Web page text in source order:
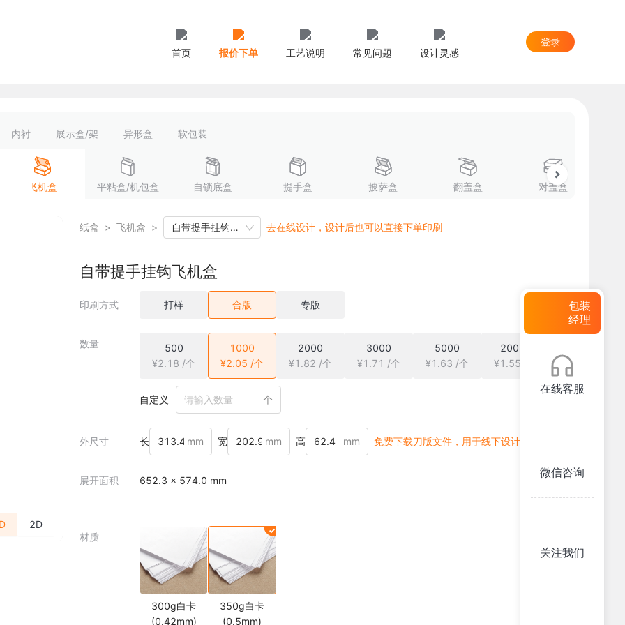
首页 报价下单 工艺说明 常见问题 设计灵感
登录
内衬 展示盒/架 异形盒 软包装
飞机盒 平粘盒/机包盒 自锁底盒 提手盒 披萨盒 翻盖盒 对盖盒
2D
纸盒 > 飞机盒 > 自带提手挂钩飞机盒 去在线设计，设计后也可以直接下单印刷
自带提手挂钩飞机盒
印刷方式 打样 合版 专版
数量
500
¥2.18 /个
1000
¥2.05 /个
2000
¥1.82 /个
3000
¥1.71 /个
5000
¥1.63 /个
20000
¥1.55 /个
自定义 个
外尺寸 长 mm 宽 mm 高 mm 免费下载刀版文件，用于线下设计
展开面积 652.3 × 574.0 mm
材质
300g白卡
(0.42mm)
350g白卡
(0.5mm)
包装
经理
在线客服
微信咨询
关注我们